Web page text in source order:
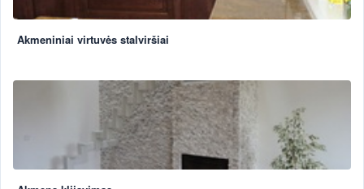
Akmeniniai virtuvės stalviršiai